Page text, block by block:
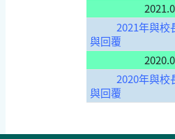
2021年與校
與回覆
2020年與校
與回覆